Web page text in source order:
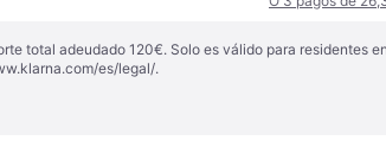
total adeudado 120€. Solo es válido para residentes
es/legal/.